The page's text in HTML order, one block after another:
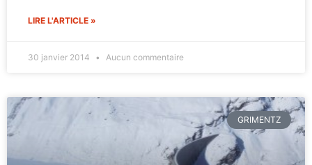
LIRE L'ARTICLE »
30 janvier 2014 Aucun commentaire
GRIMENTZ